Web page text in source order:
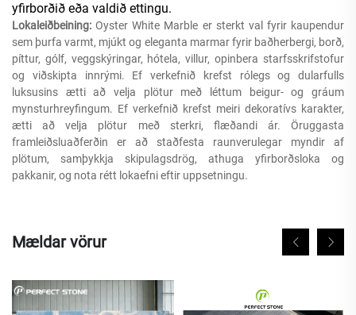
yfirborðið eða valdið ettingu.
Lokaleiðbeining:Oyster White Marble er sterkt val fyrir kaupendur
sem þurfa varmt, mjúkt og eleganta marmar fyrir baðherbergi, borð,
píttur, gólf, veggskýringar, hótela, villur, opinbera starfsskrifstofur
og viðskipta innrými. Ef verkefnið krefst rólegs og dularfulls
luksusins ætti að velja plötur með léttum beigur- og gráum
mynsturhreyfingum. Ef verkefnið krefst meiri dekoratívs karakter,
ætti að velja plötur með sterkri, flæðandi ár. Öruggasta
framleiðsluaðferðin er að staðfesta raunverulegar myndir af
plötum, samþykkja skipulagsdrög, athuga yfirborðsloka og
pakkanir, og nota rétt lokaefni eftir uppsetningu.
Mældar vörur